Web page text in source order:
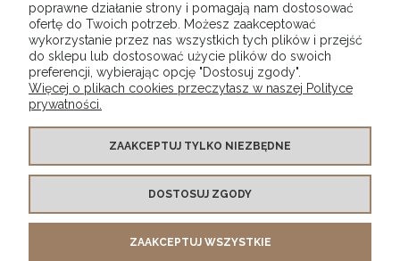
DO KOSZYKA
WARUNKI ZAKUPÓW
MOJE KONTO
INFORMACJE O SKLEPIE
poprawne działanie strony i pomagają nam dostosować
ofertę do Twoich potrzeb. Możesz zaakceptować
wykorzystanie przez nas wszystkich tych plików i przejść
do sklepu lub dostosować użycie plików do swoich
preferencji, wybierając opcję "Dostosuj zgody".
Więcej o plikach cookies przeczytasz w naszej Polityce
prywatności.
ZAAKCEPTUJ TYLKO NIEZBĘDNE
DOSTOSUJ ZGODY
ZAAKCEPTUJ WSZYSTKIE